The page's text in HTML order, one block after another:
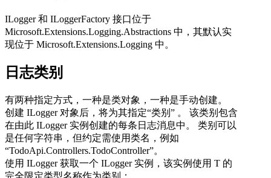
ILogger 和 ILoggerFactory 接口位于
Microsoft.Extensions.Logging.Abstractions 中，其默认实
现位于 Microsoft.Extensions.Logging 中。
日志类别
有两种指定方式，一种是类对象，一种是手动创建。
创建 ILogger 对象后，将为其指定“类别” 。 该类别包含
在由此 ILogger 实例创建的每条日志消息中。 类别可以
是任何字符串，但约定需使用类名，例如
“TodoApi.Controllers.TodoController”。
使用 ILogger获取一个 ILogger 实例，该实例使用 T 的